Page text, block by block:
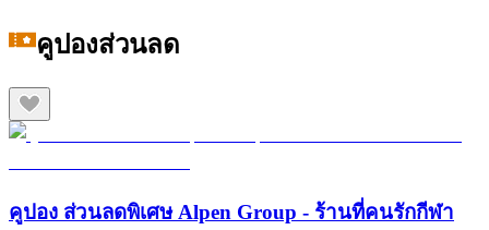
คูปองส่วนลด
คูปอง ส่วนลดพิเศษ Alpen Group - ร้านที่คนรักกีฬา